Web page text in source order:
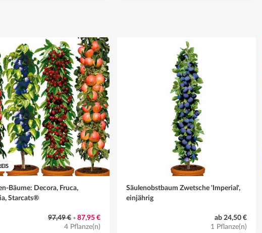
und bei offenem Wetter gelegentlich gießen.
Bäume: Decora, Fruca,
Starcats®
97,49 € • 87,95 €
4 Pflanze(n)
Säulenobstbaum Zwetsche 'Imperial',
einjährig
ab 24,50 €
1 Pflanze(n)